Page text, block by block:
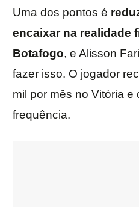
Uma dos pontos é
encaixar na realidade
Botafogo, e Alisson
fazer isso. O jogador
mil por mês no Vitória e
frequência.